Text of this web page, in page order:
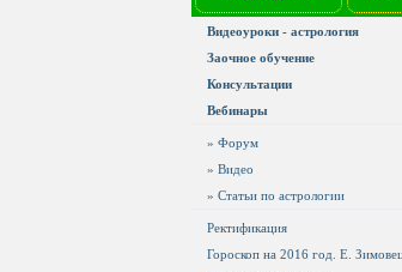
Видеоуроки - астрология
Заочное обучение
Консультации
Вебинары
» Форум
» Видео
» Статьи по астрологии
Ректификация
Гороскоп на 2016 год. Е.